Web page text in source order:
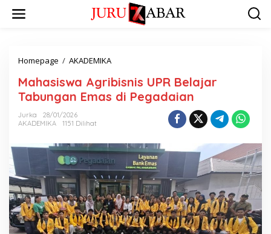
Homepage / AKADEMIKA
Mahasiswa Agribisnis UPR Belajar
Tabungan Emas di Pegadaian
Jurka
28/01/2026
AKADEMIKA
1151 Dilihat